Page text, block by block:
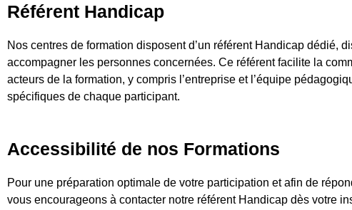
Référent Handicap
Nos centres de formation disposent d’un référent Handicap dédié,
accompagner les personnes concernées. Ce référent facilite la
acteurs de la formation, y compris l’entreprise et l’équipe
spécifiques de chaque participant.
Accessibilité de nos Formations
Pour une préparation optimale de votre participation et afin de
vous encourageons à contacter notre référent Handicap dès votre